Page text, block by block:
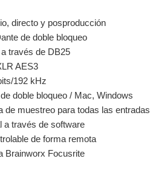
directo y posproducción
de doble bloqueo
través de DB25
AES3
192 kHz
doble bloqueo / Mac, Windows
de muestreo para todas las entradas
a través de software
de forma remota
Brainworx Focusrite